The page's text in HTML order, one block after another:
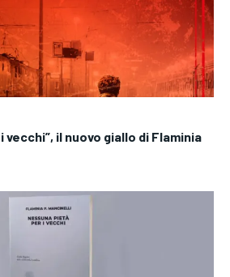
vecchi”, il nuovo giallo di Flaminia